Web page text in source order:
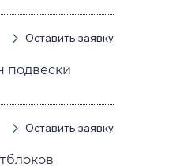
Оставить заявку
подвески
Оставить заявку